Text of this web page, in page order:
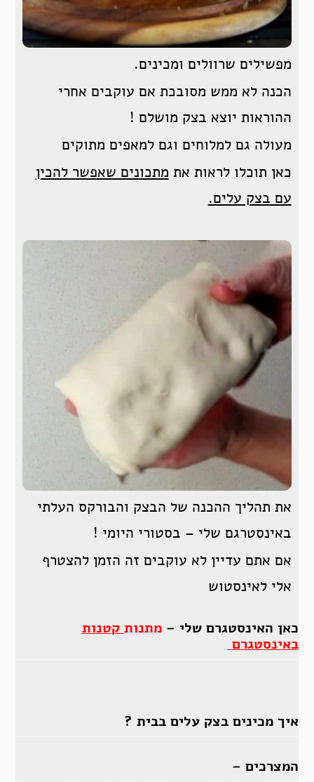
מפשילים שרוולים ומכינים.
הכנה לא ממש מסובכת אם עוקבים אחרי
ההוראות יוצא בצק מושלם !
מעולה גם למלוחים וגם למאפים מתוקים
כאן תוכלו לראות את מתכונים שאפשר להכין
עם בצק עלים.
את תהליך ההכנה של הבצק והבורקס העלתי
באינסטרגם שלי – בסטורי היומי !
אם אתם עדיין לא עוקבים זה הזמן להצטרף
אלי לאינסטוש
כאן האינסטגרם שלי –מתנות קטנות
באינסטגרם
איך מכינים בצק עלים בבית ?
המצרכים –